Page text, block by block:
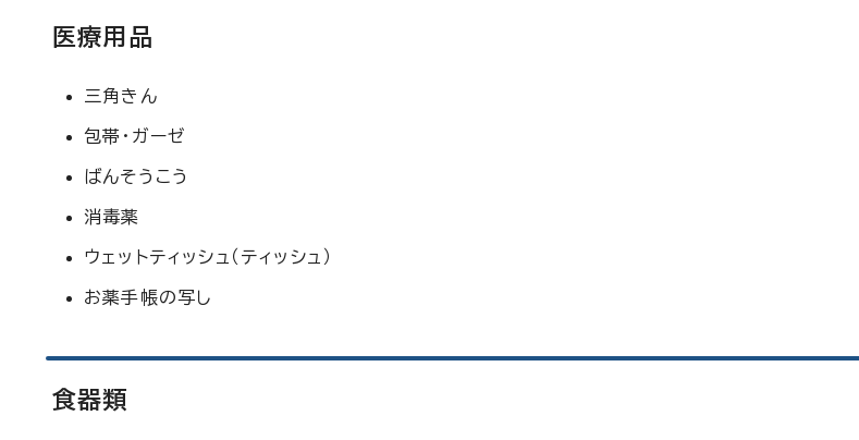
医療用品
三角きん
包帯・ガーゼ
ばんそうこう
消毒薬
ウェットティッシュ（ティッシュ）
お薬手帳の写し
食器類